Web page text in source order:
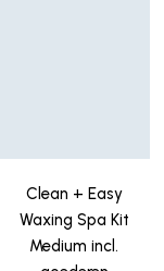
Clean + Easy
Waxing Spa Kit
Medium incl.